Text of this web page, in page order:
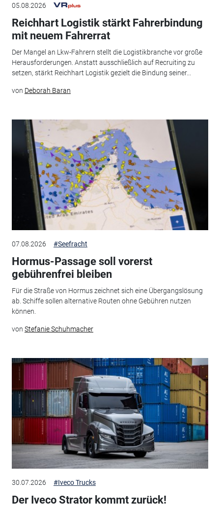
05.08.2026
Reichhart Logistik stärkt Fahrerbindung
mit neuem Fahrerrat
Der Mangel an Lkw-Fahrern stellt die Logistikbranche vor große
Herausforderungen. Anstatt ausschließlich auf Recruiting zu
setzen, stärkt Reichhart Logistik gezielt die Bindung seiner...
von Deborah Baran
07.08.2026 #Seefracht
Hormus-Passage soll vorerst
gebührenfrei bleiben
Für die Straße von Hormus zeichnet sich eine Übergangslösung
ab. Schiffe sollen alternative Routen ohne Gebühren nutzen
können.
von Stefanie Schuhmacher
30.07.2026 #Iveco Trucks
Der Iveco Strator kommt zurück!